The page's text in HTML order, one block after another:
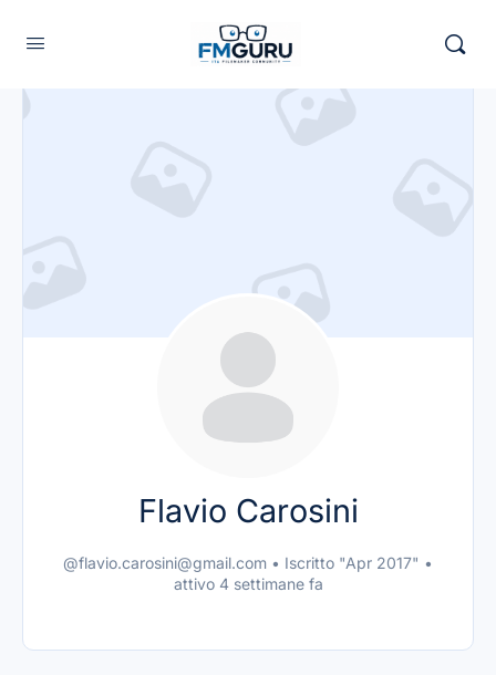
Flavio Carosini
@flavio.carosini@gmail.com • Iscritto "Apr 2017" •
attivo 4 settimane fa